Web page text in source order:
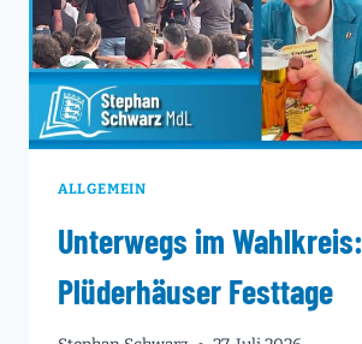
ALLGEMEIN
Unterwegs im Wahlkreis:
Plüderhäuser Festtage